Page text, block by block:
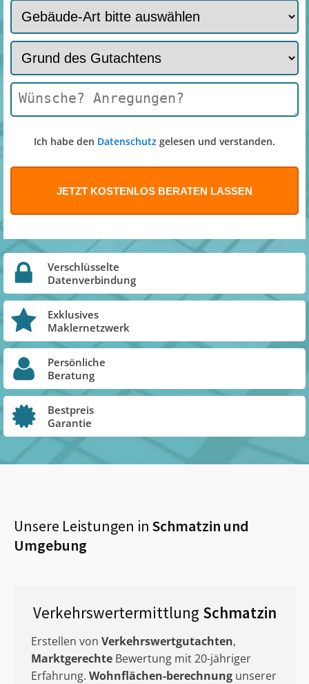
Ich habe den Datenschutz gelesen und verstanden.
Verschlüsselte
Datenverbindung
Exklusives
Maklernetzwerk
Persönliche
Beratung
Bestpreis
Garantie
Unsere Leistungen in Schmatzin und
Umgebung
Verkehrswertermittlung Schmatzin
Erstellen von Verkehrswertgutachten,
Marktgerechte Bewertung mit 20-jähriger
Erfahrung. Wohnflächen-berechnung unserer